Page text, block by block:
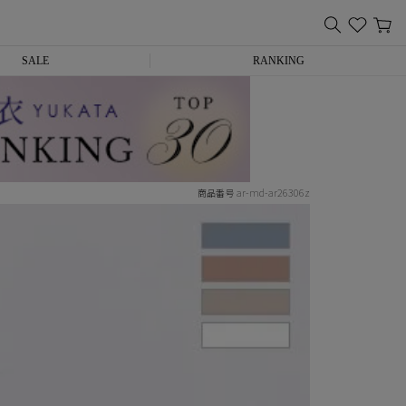
SALE RANKING
商品番号 ar-md-ar26306z